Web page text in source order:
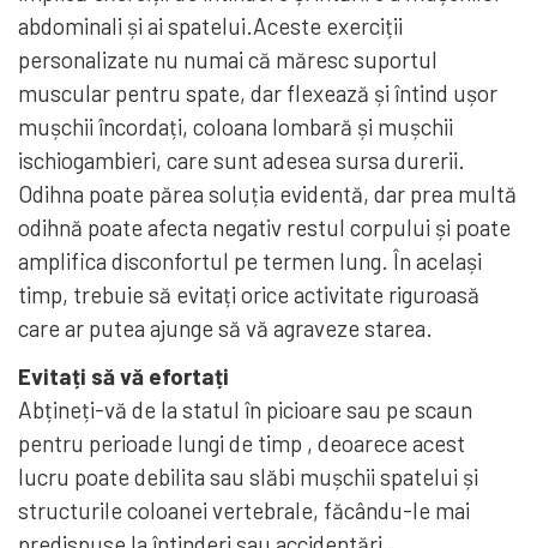
abdominali și ai spatelui.Aceste exerciții
personalizate nu numai că măresc suportul
muscular pentru spate, dar flexează și întind ușor
mușchii încordați, coloana lombară și mușchii
ischiogambieri, care sunt adesea sursa durerii.
Odihna poate părea soluția evidentă, dar prea multă
odihnă poate afecta negativ restul corpului și poate
amplifica disconfortul pe termen lung. În același
timp, trebuie să evitați orice activitate riguroasă
care ar putea ajunge să vă agraveze starea.
Evitați să vă efortați
Abțineți-vă de la statul în picioare sau pe scaun
pentru perioade lungi de timp , deoarece acest
lucru poate debilita sau slăbi mușchii spatelui și
structurile coloanei vertebrale, făcându-le mai